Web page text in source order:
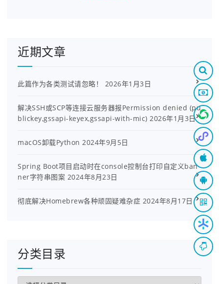
近期文章
此篇作为各类测试请忽略！ 2026年1月3日
解决SSH或SCP等连接云服务器报Permission denied (pu
blickey,gssapi-keyex,gssapi-with-mic) 2026年1月3日
macOS卸载Python 2024年9月5日
Spring Boot项目启动时在console控制台打印自定义ban
ner字符串图案 2024年8月23日
彻底解决Homebrew各种顽固疑难杂症 2024年8月17日
分类目录